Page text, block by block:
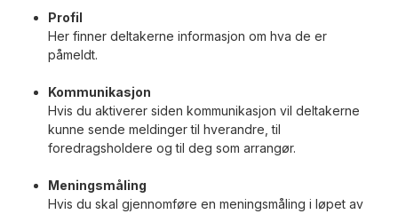
Profil
Her finner deltakerne informasjon om hva de er
påmeldt.
Kommunikasjon
Hvis du aktiverer siden kommunikasjon vil deltakerne
kunne sende meldinger til hverandre, til
foredragsholdere og til deg som arrangør.
Meningsmåling
Hvis du skal gjennomføre en meningsmåling i løpet av